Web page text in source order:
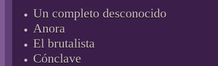
Un completo desconocido
Anora
El brutalista
Cónclave